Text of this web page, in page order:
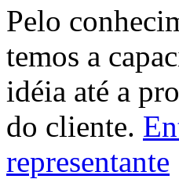
Pelo
temos a
idéia até a
do cliente.
representante